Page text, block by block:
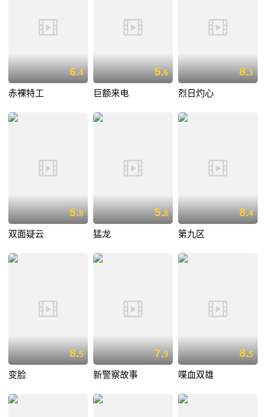
6.4
赤裸特工
5.6
巨额来电
8.3
烈日灼心
5.8
双面疑云
5.8
猛龙
8.4
第九区
8.5
变脸
7.9
新警察故事
8.5
喋血双雄